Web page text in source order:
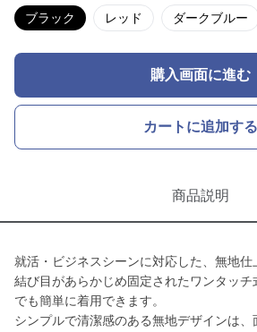
ブラック レッド ダークブルー
購入画面に進む
カートに追加する
商品説明
就活・ビジネスシーンに対応した、無地仕
結び目があらかじめ固定されたワンタッ
でも簡単に着用できます。
シンプルで清潔感のある無地デザインは